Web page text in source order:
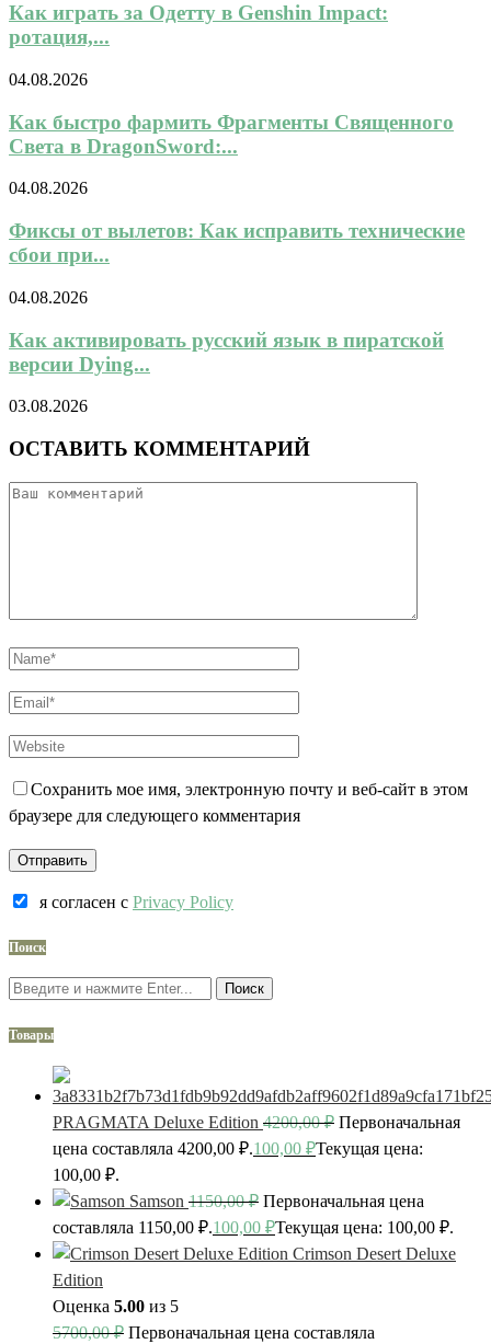
Как играть за Одетту в Genshin Impact:
ротация,...
04.08.2026
Как быстро фармить Фрагменты Священного
Света в DragonSword:...
04.08.2026
Фиксы от вылетов: Как исправить технические
сбои при...
04.08.2026
Как активировать русский язык в пиратской
версии Dying...
03.08.2026
ОСТАВИТЬ КОММЕНТАРИЙ
Сохранить мое имя, электронную почту и веб-сайт в этом
браузере для следующего комментария
я согласен c Privacy Policy
Поиск
Поиск
Товары
PRAGMATA Deluxe Edition 4200,00₽ Первоначальная
цена составляла 4200,00 ₽.100,00 ₽Текущая цена:
100,00 ₽.
Samson 1150,00₽ Первоначальная цена
составляла 1150,00 ₽.100,00 ₽Текущая цена: 100,00 ₽.
Crimson Desert Deluxe
Edition
Оценка 5.00 из 5
5700,00₽ Первоначальная цена составляла